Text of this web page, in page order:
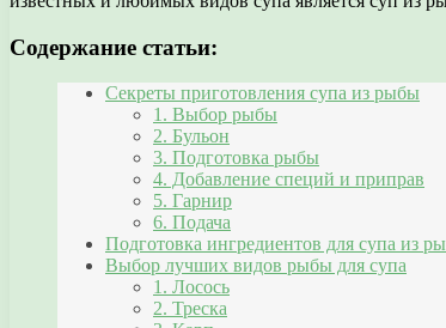
Содержание статьи:
Секреты приготовления супа из рыбы
1. Выбор рыбы
2. Бульон
3. Подготовка рыбы
4. Добавление специй и приправ
5. Гарнир
6. Подача
Подготовка ингредиентов для супа из
Выбор лучших видов рыбы для супа
1. Лосось
2. Треска